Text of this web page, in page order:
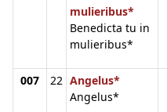
mulieribus*
Benedicta tu in
mulieribus*
007 22 Angelus*
Angelus*